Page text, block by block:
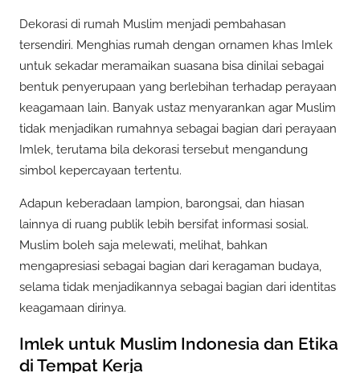
Dekorasi di rumah Muslim menjadi pembahasan
tersendiri. Menghias rumah dengan ornamen khas Imlek
untuk sekadar meramaikan suasana bisa dinilai sebagai
bentuk penyerupaan yang berlebihan terhadap perayaan
keagamaan lain. Banyak ustaz menyarankan agar Muslim
tidak menjadikan rumahnya sebagai bagian dari perayaan
Imlek, terutama bila dekorasi tersebut mengandung
simbol kepercayaan tertentu.
Adapun keberadaan lampion, barongsai, dan hiasan
lainnya di ruang publik lebih bersifat informasi sosial.
Muslim boleh saja melewati, melihat, bahkan
mengapresiasi sebagai bagian dari keragaman budaya,
selama tidak menjadikannya sebagai bagian dari identitas
keagamaan dirinya.
Imlek untuk Muslim Indonesia dan Etika
di Tempat Kerja